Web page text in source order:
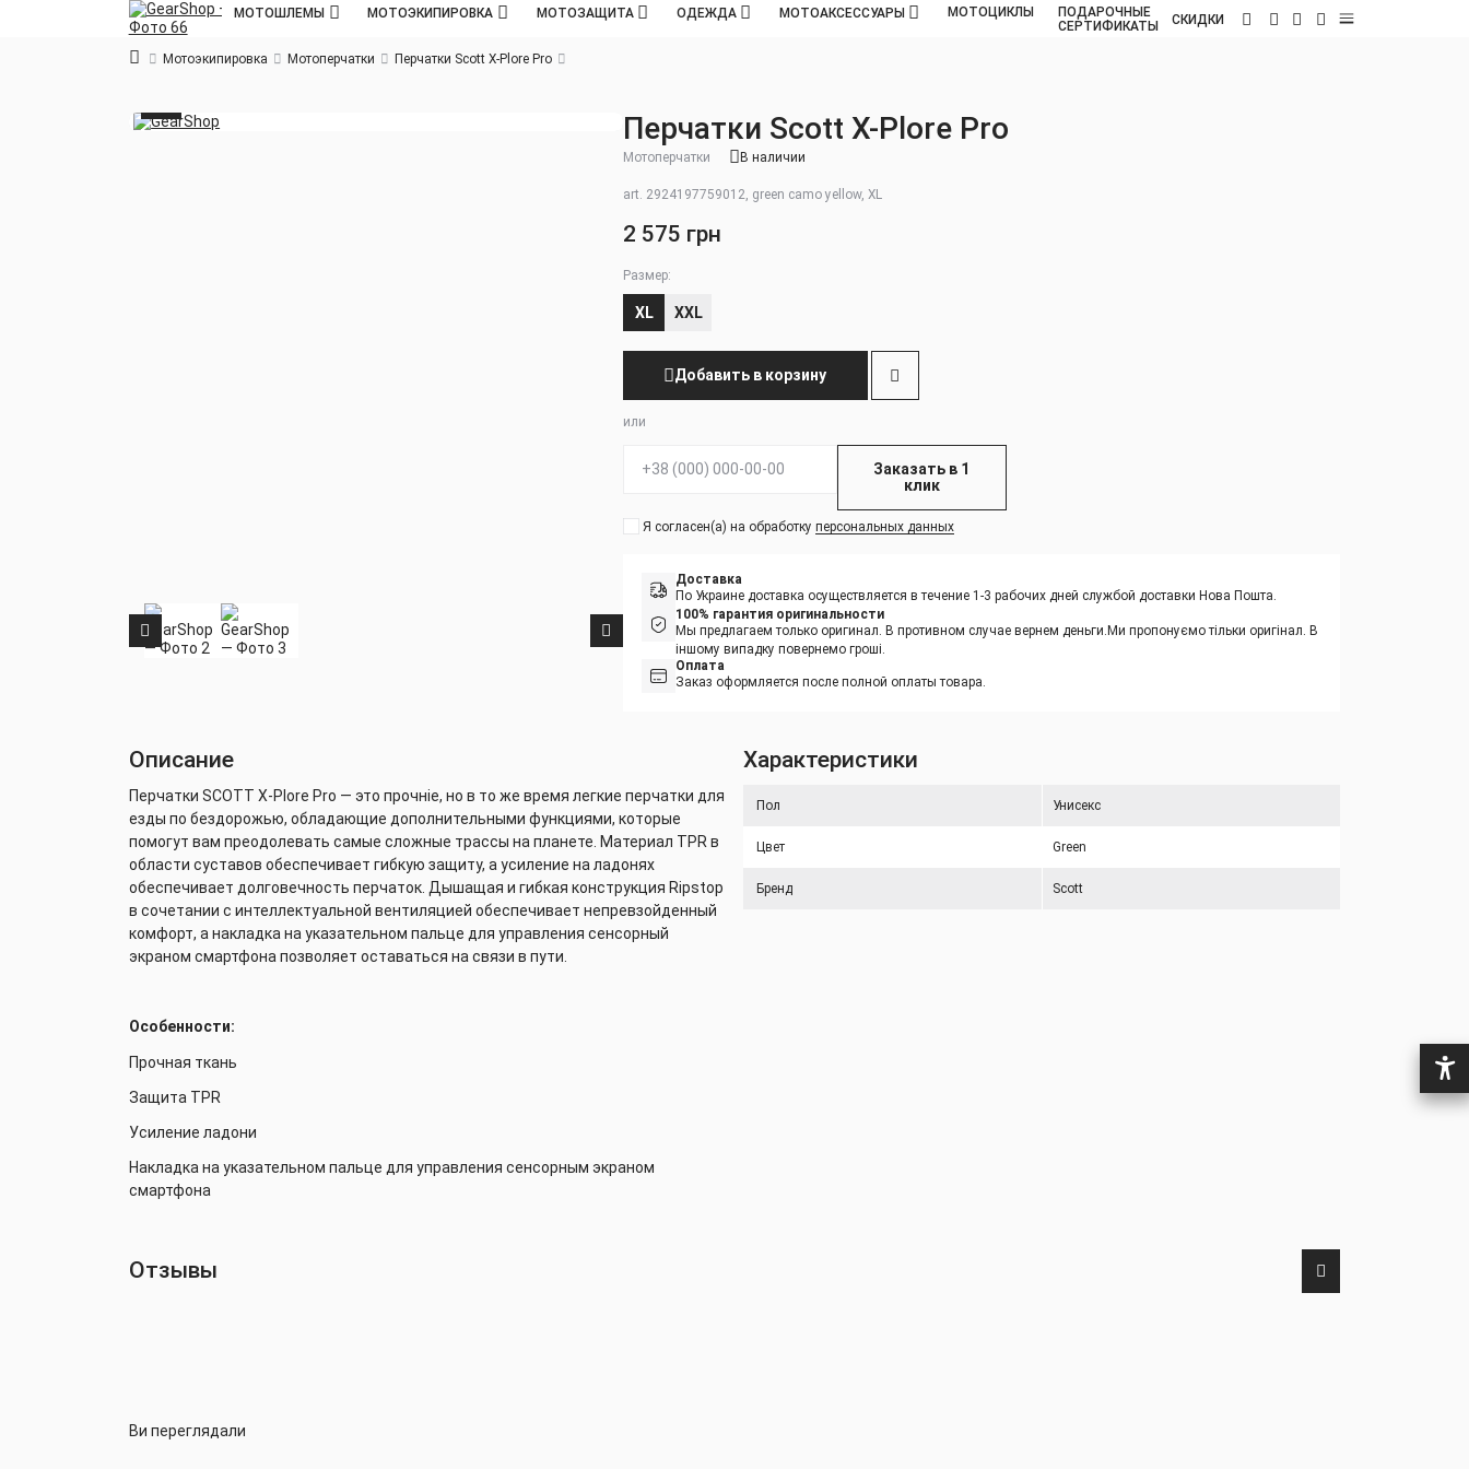
МОТОШЛЕМЫ МОТОЭКИПИРОВКА МОТОЗАЩИТА ОДЕЖДА МОТОАКСЕССУАРЫ МОТОЦИКЛЫ
ПОДАРОЧНЫЕ
СЕРТИФИКАТЫ
СКИДКИ
RU
Мотоэкипировка Мотоперчатки Перчатки Scott X-Plore Pro
Перчатки Scott X-Plore Pro
Мотоперчатки В наличии
art. 2924197759012, green camo yellow, XL
2 575 грн
Размер:
XL XXL
Добавить в корзину
или
Заказать в 1
клик
Я согласен(а) на обработкуперсональных данных
Доставка
По Украине доставка осуществляется в течение 1-3 рабочих дней службой доставки Нова Пошта.
100% гарантия оригинальности
Мы предлагаем только оригинал. В противном случае вернем деньги.Ми пропонуємо тільки оригінал. В
іншому випадку повернемо гроші.
Оплата
Заказ оформляется после полной оплаты товара.
Описание
Перчатки SCOTT X-Plore Pro — это прочніе, но в то же время легкие перчатки для
езды по бездорожью, обладающие дополнительными функциями, которые
помогут вам преодолевать самые сложные трассы на планете. Материал TPR в
области суставов обеспечивает гибкую защиту, а усиление на ладонях
обеспечивает долговечность перчаток. Дышащая и гибкая конструкция Ripstop
в сочетании с интеллектуальной вентиляцией обеспечивает непревзойденный
комфорт, а накладка на указательном пальце для управления сенсорный
экраном смартфона позволяет оставаться на связи в пути.
Особенности:
Прочная ткань
Защита TPR
Усиление ладони
Накладка на указательном пальце для управления сенсорным экраном
смартфона
Характеристики
Пол Унисекс
Цвет Green
Бренд Scott
Отзывы
Ви переглядали